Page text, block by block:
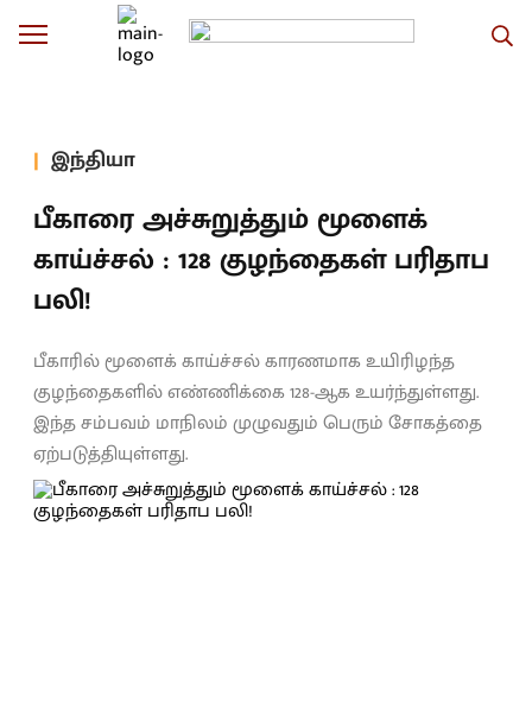
இந்தியா
பீகாரை அச்சுறுத்தும் மூளைக்
காய்ச்சல் : 128 குழந்தைகள் பரிதாப
பலி!
பீகாரில் மூளைக் காய்ச்சல் காரணமாக உயிரிழந்த
குழந்தைகளில் எண்ணிக்கை 128-ஆக உயர்ந்துள்ளது.
இந்த சம்பவம் மாநிலம் முழுவதும் பெரும் சோகத்தை
ஏற்படுத்தியுள்ளது.